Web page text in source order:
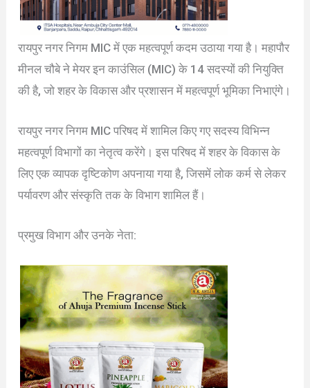
रायपुर नगर निगम MIC में एक महत्वपूर्ण कदम उठाया गया है। महापौर
मीनल चौबे ने मेयर इन काउंसिल (MIC) के 14 सदस्यों की नियुक्ति
की है, जो शहर के विकास और प्रशासन में महत्वपूर्ण भूमिका निभाएंगे।
रायपुर नगर निगम MIC परिषद में शामिल किए गए सदस्य विभिन्न
महत्वपूर्ण विभागों का नेतृत्व करेंगे। इस परिषद में शहर के विकास के
लिए एक व्यापक दृष्टिकोण अपनाया गया है, जिसमें लोक कर्म से लेकर
पर्यावरण और संस्कृति तक के विभाग शामिल हैं।
प्रमुख विभाग और उनके नेता: